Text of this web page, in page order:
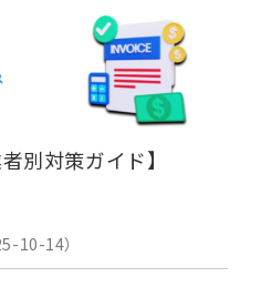
別対策ガイド】
10-14）